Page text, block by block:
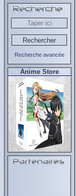
Recherche avancée
Anime Store